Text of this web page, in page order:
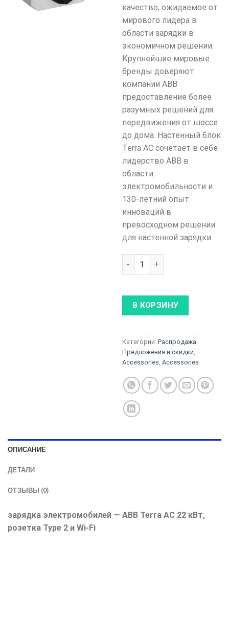
качество, ожидаемое от
мирового лидера в
области зарядки в
экономичном решении.
Крупнейшие мировые
бренды доверяют
компании ABB
предоставление более
разумных решений для
передвижения от шоссе
до дома. Настенный блок
Terra AC сочетает в себе
лидерство ABB в
области
электромобильности и
130-летний опыт
инноваций в
превосходном решении
для настенной зарядки.
Количество товара ABB
В КОРЗИНУ
Категории: Распродажа
Предложения и скидки
Accessories Accessories
ОПИСАНИЕ
ДЕТАЛИ
ОТЗЫВЫ (0)
зарядка электромобилей — ABB Terra AC 22 кВт,
розетка Type 2 и Wi-Fi